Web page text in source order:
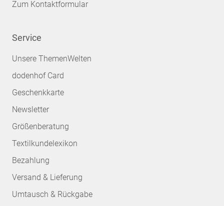
Zum Kontaktformular
Service
Unsere ThemenWelten
dodenhof Card
Geschenkkarte
Newsletter
Größenberatung
Textilkundelexikon
Bezahlung
Versand & Lieferung
Umtausch & Rückgabe